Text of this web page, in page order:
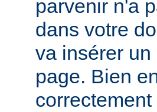
parvenir n'a
dans votre
va insérer
page. Bien